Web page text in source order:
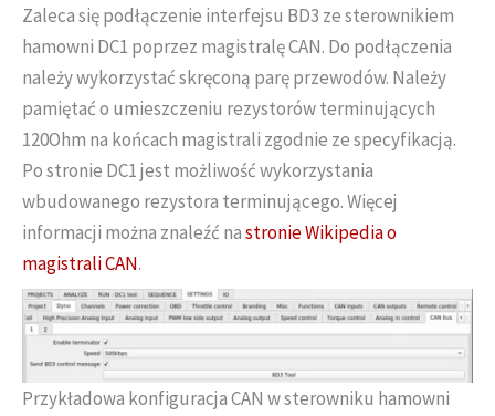
Zaleca się podłączenie interfejsu BD3 ze sterownikiem
hamowni DC1 poprzez magistralę CAN. Do podłączenia
należy wykorzystać skręconą parę przewodów. Należy
pamiętać o umieszczeniu rezystorów terminujących
120Ohm na końcach magistrali zgodnie ze specyfikacją.
Po stronie DC1 jest możliwość wykorzystania
wbudowanego rezystora terminującego. Więcej
informacji można znaleźć nastronie Wikipedia o
magistrali CAN.
Przykładowa konfiguracja CAN w sterowniku hamowni